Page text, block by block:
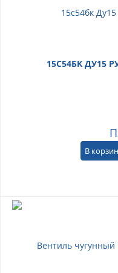
15С54БК ДУ15
В